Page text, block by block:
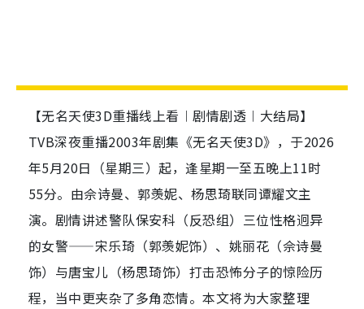
【无名天使3D重播线上看︱剧情剧透︱大结局】
TVB深夜重播2003年剧集《无名天使3D》，于2026
年5月20日（星期三）起，逢星期一至五晚上11时
55分。由佘诗曼、郭羡妮、杨思琦联同谭耀文主
演。剧情讲述警队保安科（反恐组）三位性格迥异
的女警——宋乐琦（郭羡妮饰）、姚丽花（佘诗曼
饰）与唐宝儿（杨思琦饰）打击恐怖分子的惊险历
程，当中更夹杂了多角恋情。本文将为大家整理